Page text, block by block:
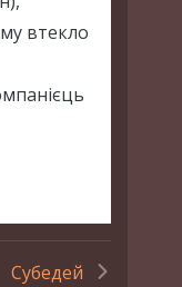
втекло
Субедей